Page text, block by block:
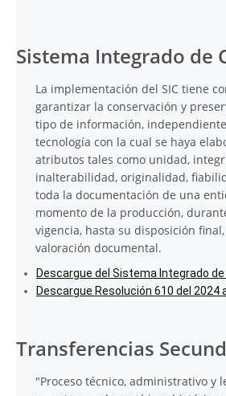
Sistema Integrado de
La implementación del SIC tiene
garantizar la conservación y
tipo de información,
tecnología con la cual se haya
atributos tales como unidad,
inalterabilidad, originalidad,
toda la documentación de una
momento de la producción,
vigencia, hasta su disposición
valoración documental.
Descargue del Sistema Integrado
Descargue Resolución 610 del 2024
Transferencias
"Proceso técnico, administrativo y